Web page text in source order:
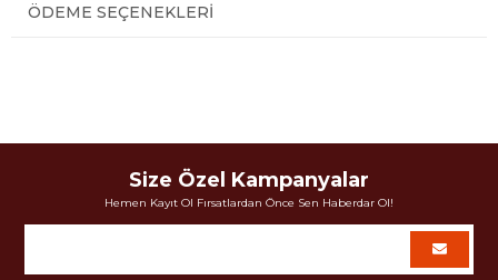
ÖDEME SEÇENEKLERI
Size Özel Kampanyalar
Hemen Kayıt Ol Fırsatlardan Önce Sen Haberdar Ol!